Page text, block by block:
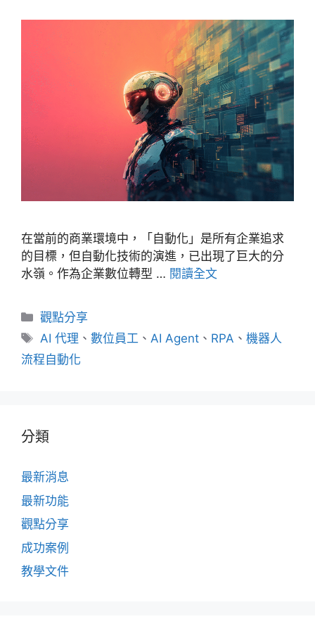
在當前的商業環境中，「自動化」是所有企業追求
的目標，但自動化技術的演進，已出現了巨大的分
水嶺。作為企業數位轉型 … 閱讀全文
分
類
觀點分享
標
籤
AI 代理 、數位員工 、AI Agent 、 RPA 、機器人
流程自動化
分類
最新消息
最新功能
觀點分享
成功案例
教學文件